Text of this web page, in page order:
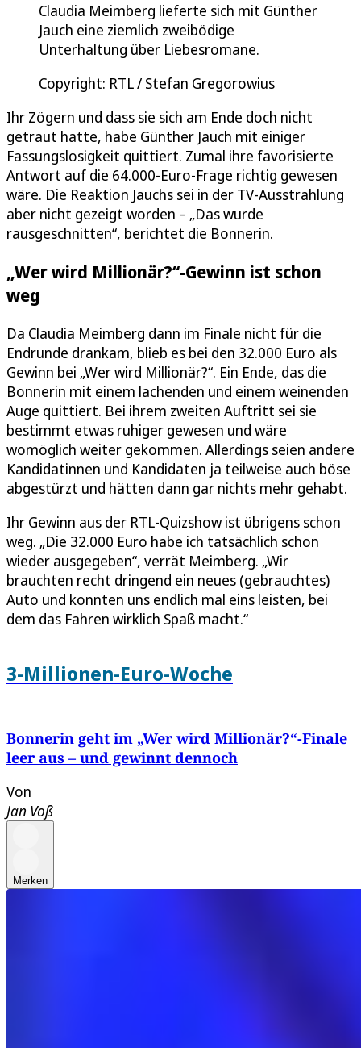
Claudia Meimberg lieferte sich mit Günther
Jauch eine ziemlich zweibödige
Unterhaltung über Liebesromane.
Copyright: RTL / Stefan Gregorowius
Ihr Zögern und dass sie sich am Ende doch nicht
getraut hatte, habe Günther Jauch mit einiger
Fassungslosigkeit quittiert. Zumal ihre favorisierte
Antwort auf die 64.000-Euro-Frage richtig gewesen
wäre. Die Reaktion Jauchs sei in der TV-Ausstrahlung
aber nicht gezeigt worden – „Das wurde
rausgeschnitten“, berichtet die Bonnerin.
„Wer wird Millionär?“-Gewinn ist schon
weg
Da Claudia Meimberg dann im Finale nicht für die
Endrunde drankam, blieb es bei den 32.000 Euro als
Gewinn bei „Wer wird Millionär?“. Ein Ende, das die
Bonnerin mit einem lachenden und einem weinenden
Auge quittiert. Bei ihrem zweiten Auftritt sei sie
bestimmt etwas ruhiger gewesen und wäre
womöglich weiter gekommen. Allerdings seien andere
Kandidatinnen und Kandidaten ja teilweise auch böse
abgestürzt und hätten dann gar nichts mehr gehabt.
Ihr Gewinn aus der RTL-Quizshow ist übrigens schon
weg. „Die 32.000 Euro habe ich tatsächlich schon
wieder ausgegeben“, verrät Meimberg. „Wir
brauchten recht dringend ein neues (gebrauchtes)
Auto und konnten uns endlich mal eins leisten, bei
dem das Fahren wirklich Spaß macht.“
3-Millionen-Euro-Woche
Bonnerin geht im „Wer wird Millionär?“-Finale
leer aus – und gewinnt dennoch
Von
Jan Voß
Merken